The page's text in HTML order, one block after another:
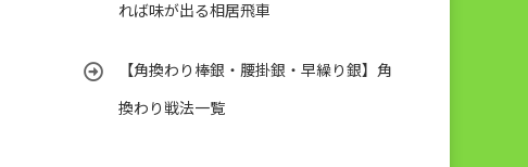
れば味が出る相居飛車
【角換わり棒銀・腰掛銀・早繰り銀】角
換わり戦法一覧